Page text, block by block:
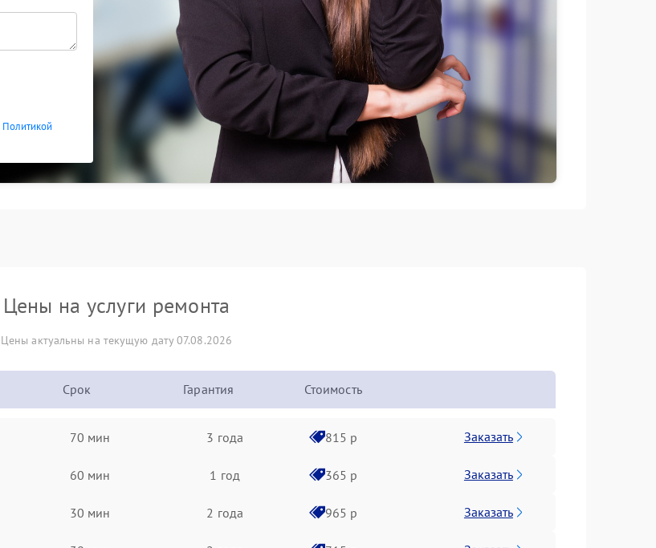
Политикой
Цены на услуги ремонта
Цены актуальны на текущую дату 07.08.2026
Срок Гарантия Стоимость
70 мин 3 года 815 р Заказать
60 мин 1 год 365 р Заказать
30 мин 2 года 965 р Заказать